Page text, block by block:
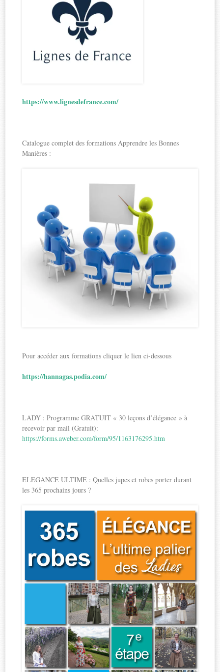
https://www.lignesdefrance.com/
Catalogue complet des formations Apprendre les Bonnes
Manières :
Pour accéder aux formations cliquer le lien ci-dessous
https://hannagas.podia.com/
LADY : Programme GRATUIT « 30 leçons d’élégance » à
recevoir par mail (Gratuit):
https://forms.aweber.com/form/95/1163176295.htm
ELEGANCE ULTIME : Quelles jupes et robes porter durant
les 365 prochains jours ?